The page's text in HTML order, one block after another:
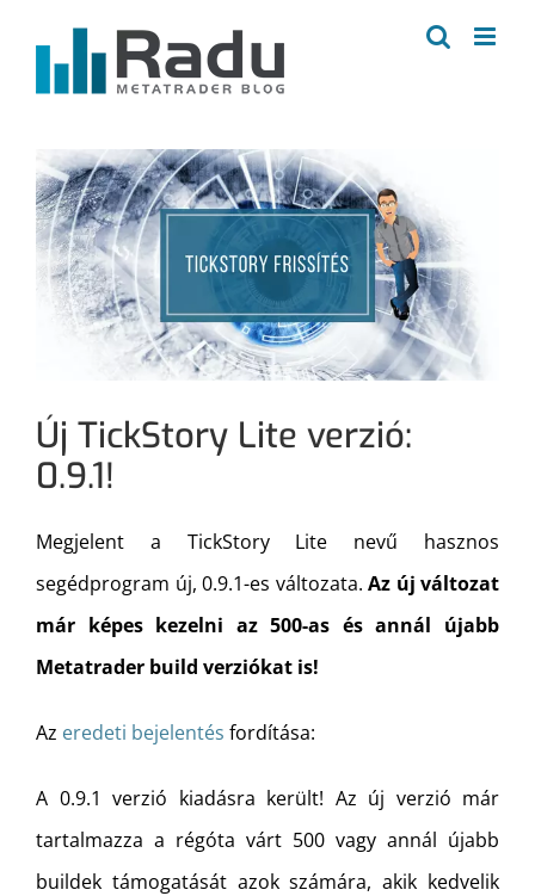
Új TickStory Lite verzió:
0.9.1!
Megjelent a TickStory Lite nevű hasznos
segédprogram új, 0.9.1-es változata. Az új változat
már képes kezelni az 500-as és annál újabb
Metatrader build verziókat is!
Az eredeti bejelentés fordítása:
A 0.9.1 verzió kiadásra került! Az új verzió már
tartalmazza a régóta várt 500 vagy annál újabb
buildek támogatását azok számára, akik kedvelik